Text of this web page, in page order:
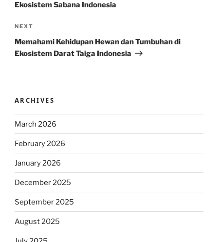
Ekosistem Sabana Indonesia
Next
Post
NEXT
Memahami Kehidupan Hewan dan Tumbuhan di
Ekosistem Darat Taiga Indonesia
ARCHIVES
March 2026
February 2026
January 2026
December 2025
September 2025
August 2025